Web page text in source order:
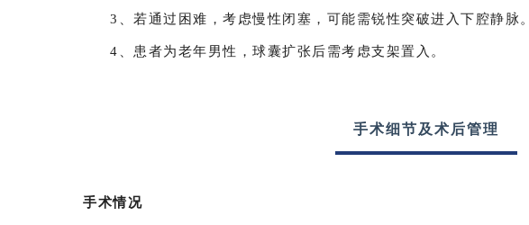
3、若通过困难，考虑慢性闭塞，可能需锐性突破进入下腔静脉。
4、患者为老年男性，球囊扩张后需考虑支架置入。
手术细节及术后管理
手术情况